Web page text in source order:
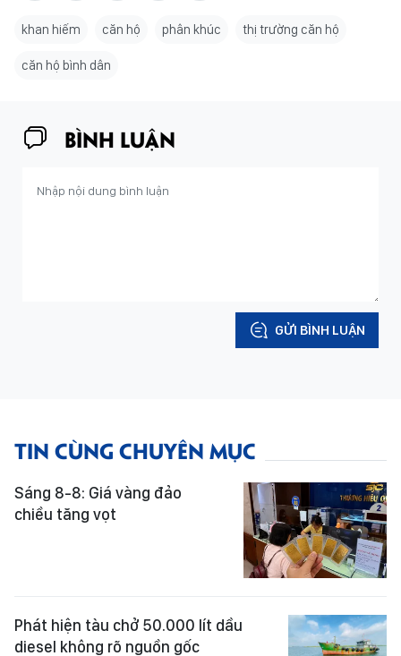
khan hiếm căn hộ phân khúc thị trường căn hộ
căn hộ bình dân
BÌNH LUẬN
GỬI BÌNH LUẬN
TIN CÙNG CHUYÊN MỤC
Sáng 8-8: Giá vàng đảo
chiều tăng vọt
Phát hiện tàu chở 50.000 lít dầu
diesel không rõ nguồn gốc